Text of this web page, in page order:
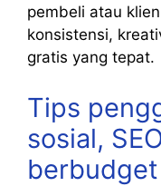
pembeli atau
konsistensi,
gratis yang tepat.
Tips
sosial,